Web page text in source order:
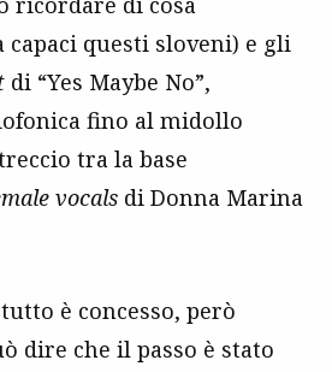
capaci questi sloveni) e gli
di “Yes Maybe No”,
fino al midollo
tra la base
vocals di Donna Marina
è concesso, però
dire che il passo è stato